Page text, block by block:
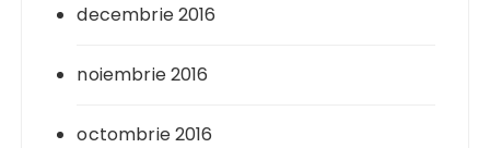
decembrie 2016
noiembrie 2016
octombrie 2016